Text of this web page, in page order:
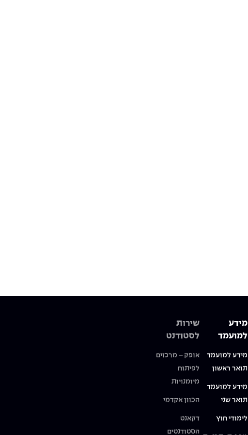
מידע
למועמד
מידע למועמד
תואר ראשון
מידע למועמד
תואר שני
לימודי חוץ
שירות
לסטודנט
אופק – מרכזים
לפיתוח
מיומנויות
הכוון אקדמי
דקאנט
הסטודנטים